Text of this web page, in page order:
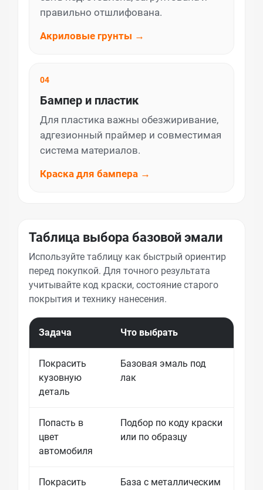
правильно отшлифована.
Акриловые грунты →
04
Бампер и пластик
Для пластика важны обезжиривание,
адгезионный праймер и совместимая
система материалов.
Краска для бампера →
Таблица выбора базовой эмали
Используйте таблицу как быстрый ориентир
перед покупкой. Для точного результата
учитывайте код краски, состояние старого
покрытия и технику нанесения.
Задача Что выбрать
Покрасить
кузовную
деталь
Базовая эмаль под
лак
Попасть в
цвет
автомобиля
Подбор по коду краски
или по образцу
Покрасить
База с металлическим